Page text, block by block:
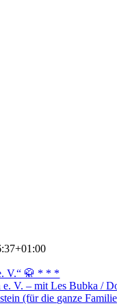
V.“ 🥋 * * *
V. – mit Les Bubka /
(für die ganze